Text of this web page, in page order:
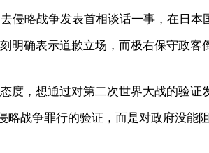
略战争发表首相谈话一事，在日本
确表示道歉立场，而极右保守政客
，想通过对第二次世界大战的验证
战争罪行的验证，而是对政府没能